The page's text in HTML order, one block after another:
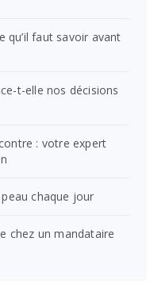
qu’il faut savoir avant
t-elle nos décisions
: votre expert
chaque jour
chez un mandataire